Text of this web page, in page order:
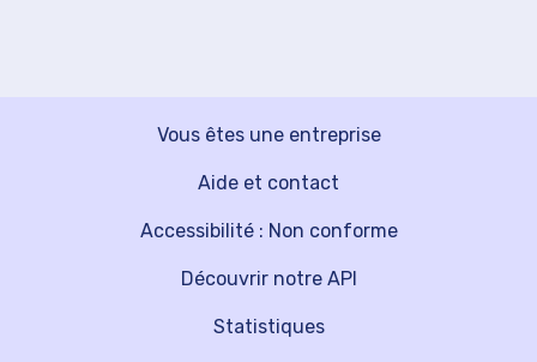
Vous êtes une entreprise
Découvrir notre API
Aide et contact
Statistiques
Accessibilité : Non conforme